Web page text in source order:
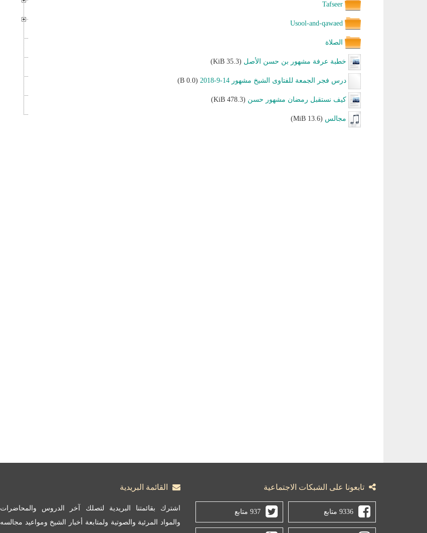
Tafseer
Usool-and-qawaed
الصلاة
خطبة عرفة مشهور بن حسن الأصل (35.3 KiB)
درس فجر الجمعة للفتاوى الشيخ مشهور 14-9-2018 (0.0 B)
كيف نستقبل رمضان مشهور حسن (478.3 KiB)
مجالس (13.6 MiB)
تابعونا على الشبكات الاجتماعية
9336 متابع 937 متابع
القائمة البريدية
اشترك بقائمتنا البريدية لتصلك آخر الدروس والمحاضرات
والمواد المرئية والصوتية ولمتابعة أخبار الشيخ ومواعيد مجالسه